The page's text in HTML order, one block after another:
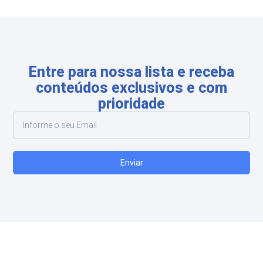
Entre para nossa lista e receba
conteúdos exclusivos e com
prioridade
Enviar